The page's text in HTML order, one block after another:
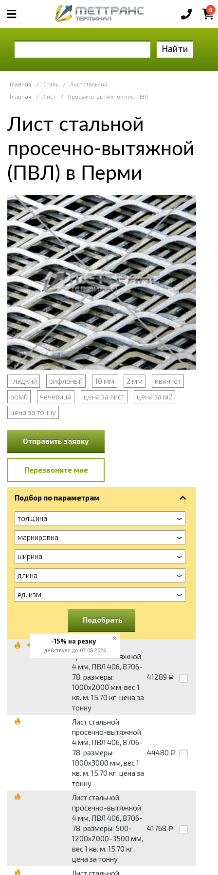
0
Найти
Главная / Сталь /
Лист стальной
Главная
/ Лист / Просечно-вытяжной лист ПВЛ
Лист стальной
просечно-вытяжной
(ПВЛ) в Перми
гладкий рифленый 10 мм 2 мм
квинтет
ромб
чечевица цена за лист
цена за м2
цена за тонну
Отправить заявку
Перезвоните мне
Подбор по параметрам
толщина
маркировка
ширина
длина
ед. изм.
Подобрать
Лист стальной
просечно-вытяжной
4 мм, ПВЛ 406, 8706-
78, размеры:
1000x2000 мм, вес 1
кв. м. 15.70 кг, цена за
тонну
41289 Р
Лист стальной
просечно-вытяжной
4 мм, ПВЛ 406, 8706-
78, размеры:
1000x3000 мм, вес 1
кв. м. 15.70 кг, цена за
тонну
44480 Р
Лист стальной
просечно-вытяжной
4 мм, ПВЛ 406, 8706-
78, размеры: 500-
1200x2000-3500 мм,
вес 1 кв. м. 15.70 кг,
цена за тонну
41768 Р
Лист стальной
-15% на резку
действует до 07.08.2026